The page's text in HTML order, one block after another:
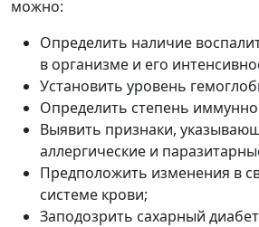
можно:
Определить наличие
в организме и его
Установить уровень
Определить степень
Выявить признаки,
аллергические и
Предположить изменения в
системе крови;
Заподозрить сахарный